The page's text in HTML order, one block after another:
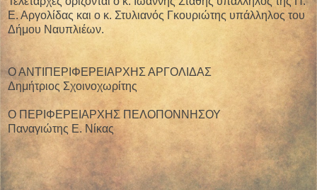
Ε. Αργολίδας και ο κ. Στυλιανός Γκουριώτης υπάλληλος του
Δήμου Ναυπλιέων.
Ο ΑΝΤΙΠΕΡΙΦΕΡΕΙΑΡΧΗΣ ΑΡΓΟΛΙΔΑΣ
Δημήτριος Σχοινοχωρίτης
Ο ΠΕΡΙΦΕΡΕΙΑΡΧΗΣ ΠΕΛΟΠΟΝΝΗΣΟΥ
Παναγιώτης Ε. Νίκας